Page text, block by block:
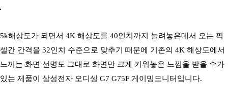
5k해상도가 되면서 4K 해상도를 40인치까지 늘려놓은데서 오는 픽
셀간 간격을 32인치 수준으로 맞추기 때문에 기존의 4K 해상도에서
느끼는 화면 선명도 그대로 화면만 크게 키워놓은 느낌을 받을 수가
있는 제품이 삼성전자 오디셍 G7 G75F 게이밍모니터입니다.